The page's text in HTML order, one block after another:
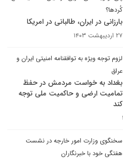
کُردها؟
بارزانی در ایران، طالبانی در امریکا
۲۷ اردیبهشت ۱۴۰۳
لزوم توجه ویژه به توافقنامه امنیتی ایران و
عراق
بغداد به خواست مردمش در حفظ
تمامیت ارضی و حاکمیت ملی توجه
کند
سخنگوی وزارت امور خارجه در نشست
هفتگی خود با خبرنگاران